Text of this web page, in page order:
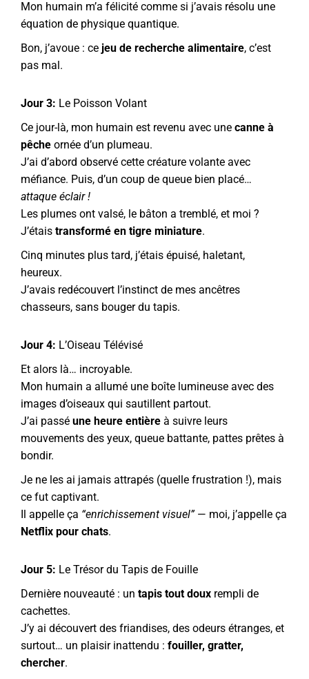
Mon humain m’a félicité comme si j’avais résolu une
équation de physique quantique.
Bon, j’avoue : ce jeu de recherche alimentaire, c’est
pas mal.
Jour 3: Le Poisson Volant
Ce jour-là, mon humain est revenu avec une canne à
pêche ornée d’un plumeau.
J’ai d’abord observé cette créature volante avec
méfiance. Puis, d’un coup de queue bien placé…
attaque éclair !
Les plumes ont valsé, le bâton a tremblé, et moi ?
J’étais transformé en tigre miniature.
Cinq minutes plus tard, j’étais épuisé, haletant,
heureux.
J’avais redécouvert l’instinct de mes ancêtres
chasseurs, sans bouger du tapis.
Jour 4: L’Oiseau Télévisé
Et alors là… incroyable.
Mon humain a allumé une boîte lumineuse avec des
images d’oiseaux qui sautillent partout.
J’ai passé une heure entière à suivre leurs
mouvements des yeux, queue battante, pattes prêtes à
bondir.
Je ne les ai jamais attrapés (quelle frustration !), mais
ce fut captivant.
Il appelle ça “enrichissement visuel”— moi, j’appelle ça
Netflix pour chats.
Jour 5: Le Trésor du Tapis de Fouille
Dernière nouveauté : un tapis tout doux rempli de
cachettes.
J’y ai découvert des friandises, des odeurs étranges, et
surtout… un plaisir inattendu : fouiller, gratter,
chercher.